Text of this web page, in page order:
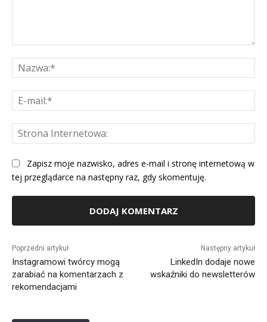
Zapisz moje nazwisko, adres e-mail i stronę internetową w
tej przeglądarce na następny raz, gdy skomentuję.
Poprzedni artykuł
Instagramowi twórcy mogą
zarabiać na komentarzach z
rekomendacjami
Następny artykuł
LinkedIn dodaje nowe
wskaźniki do newsletterów